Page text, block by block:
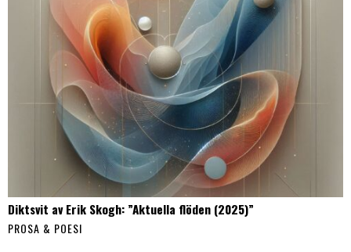
Diktsvit av Erik Skogh: ”Aktuella flöden (2025)”
PROSA & POESI